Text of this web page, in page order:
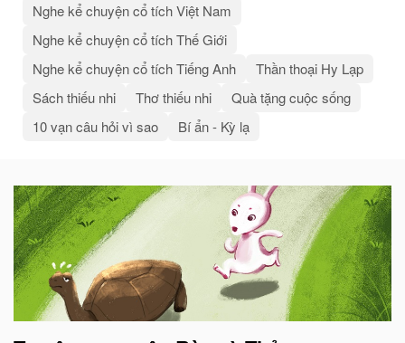
Nghe kể chuyện cổ tích Việt Nam
Nghe kể chuyện cổ tích Thế Giới
Nghe kể chuyện cổ tích Tiếng Anh
Thần thoại Hy Lạp
Sách thiếu nhi
Thơ thiếu nhi
Quà tặng cuộc sống
10 vạn câu hỏi vì sao
Bí ẩn - Kỳ lạ
Bài
viết
liên
quan